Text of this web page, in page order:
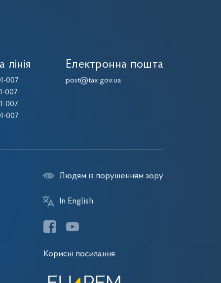
лінія
007
007
007
007
Електронна пошта
post@tax.gov.ua
Людям із порушенням зору
In English
Корисні посилання